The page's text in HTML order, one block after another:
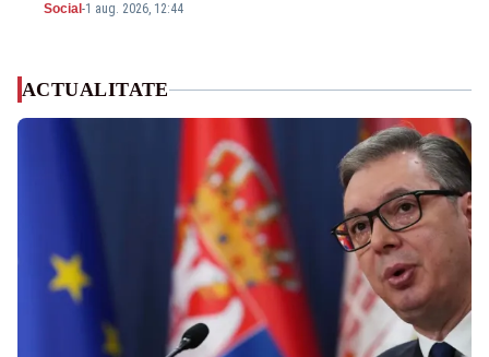
Social -1 aug. 2026, 12:44
ACTUALITATE